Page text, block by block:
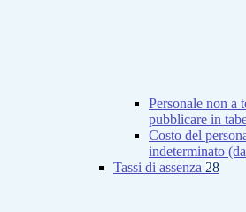
Personale non a
pubblicare in
Costo del
indeterminato
Tassi di assenza 28